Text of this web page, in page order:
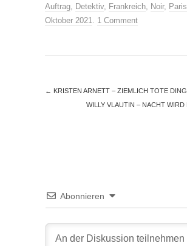
Auftrag
Detektiv, Frankreich Noir, Paris
Oktober 2021
1 Comment
← KRISTEN ARNETT – ZIEMLICH TOTE
WILLY VLAUTIN – NACHT WIRD
Abonnieren